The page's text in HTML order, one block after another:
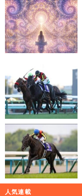
人気連載